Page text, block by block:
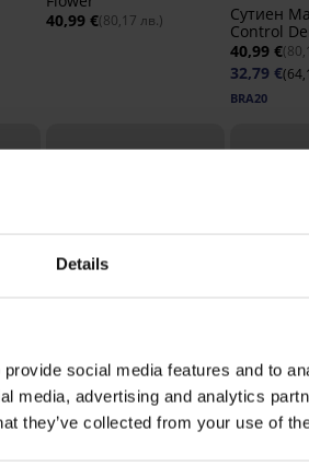
Details
social media features and to
media, advertising and analytics
they’ve collected from your use of
40,99 €(80,17 лв.)
Сутиен
Control
подплатен
40,99 €
32,79 €
BRA20
4,9
-20% BRA20
4,9
Dotted Mesh II
Bestseller
Simple